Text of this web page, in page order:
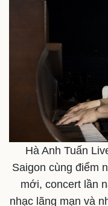
Hà Anh Tuấn
Saigon cùng điểm
mới, concert lần
nhạc lãng mạn và